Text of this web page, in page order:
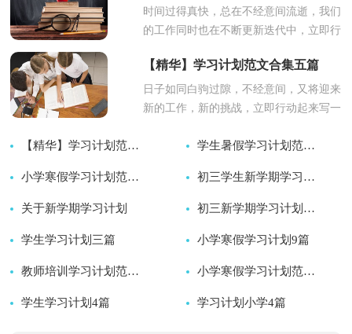
时间过得真快，总在不经意间流逝，我们
的工作同时也在不断更新迭代中，立即行
【精华】学习计划范文合集五篇
日子如同白驹过隙，不经意间，又将迎来
新的工作，新的挑战，立即行动起来写一
【精华】学习计划范文合集10篇
2026-08-07
学生暑假学习计划范文5篇
2026-08-07
小学寒假学习计划范文7篇
2026-08-07
初三学生新学期学习计划
2026-08-07
关于新学期学习计划 初三新学期学习计划范文
2026-08-06
学生学习计划三篇
2026-08-06
小学寒假学习计划9篇
2026-08-06
教师培训学习计划范文5篇 小学寒假学习计划范文10篇
学生学习计划4篇 学习计划小学4篇